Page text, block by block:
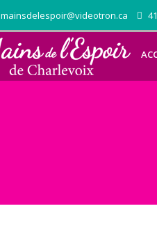
mainsdelespoir@videotron.ca